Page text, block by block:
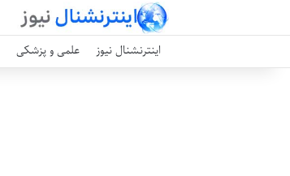
اینترنشنال نیوز علمی و پزشکی